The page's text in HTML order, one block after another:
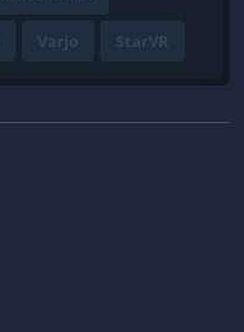
Varjo StarVR